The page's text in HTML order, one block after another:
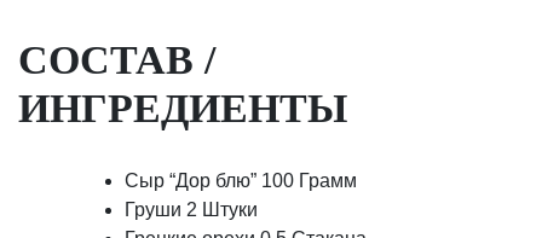
СОСТАВ /
ИНГРЕДИЕНТЫ
Сыр “Дор блю” 100 Грамм
Груши 2 Штуки